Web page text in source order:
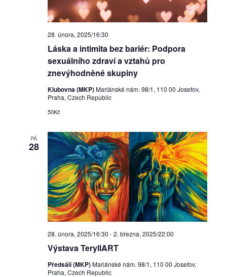
í
a
z
b
a
z
e
n
í
A
k
c
A
Láska a intimita bez bariér: Podpora
sexuálního zdraví a vztahů pro
znevýhodněné skupiny
28. února, 2025/16:30
Klubovna (MKP)Mariánské nám. 98/1, 110 00 Josefov,
Praha, Czech Republic
50Kč
PÁ
28
Výstava TeryllART
28. února, 2025/16:30 -2. března, 2025/22:00
Předsálí (MKP)Mariánské nám. 98/1, 110 00 Josefov,
Praha, Czech Republic